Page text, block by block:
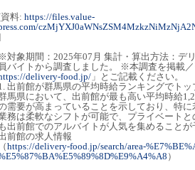
料: https://files.value-
※対象期間：2025年07月 集計・算出方法：デ
員バイトから調査しました。 ※本調査を掲載
delivery-food.jp/ 」とご記載ください。
出前館が群馬県の平均時給ランキングでトッ
馬県において、出前館が最も高い平均時給
需要が高まっていることを示しており、特
務は柔軟なシフトが可能で、プライベート
も出前館でのアルバイトが人気を集めることが
前館の求人情報
（https://delivery-food.jp/search/area-
）